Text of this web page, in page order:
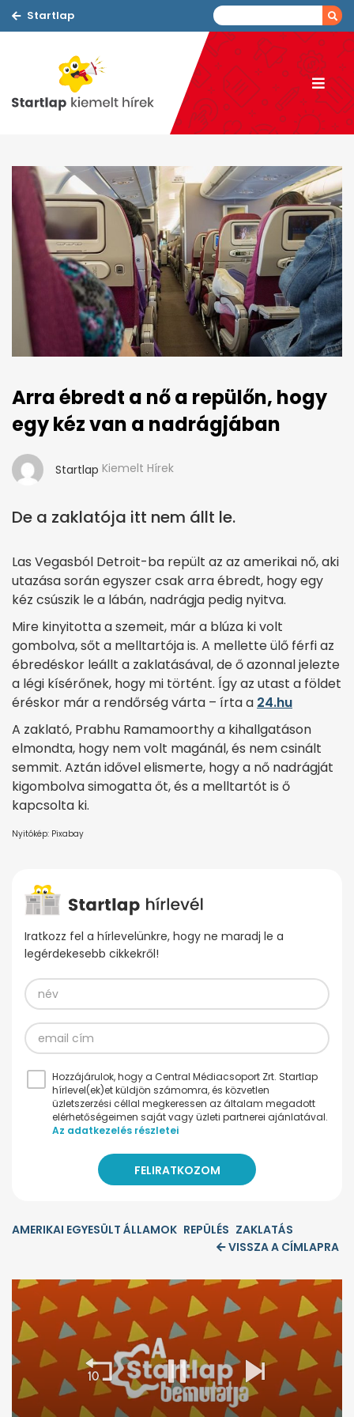
Startlap
Arra ébredt a nő a repülőn, hogy
egy kéz van a nadrágjában
Startlap Kiemelt Hírek
De a zaklatója itt nem állt le.
Las Vegasból Detroit-ba repült az az amerikai nő, aki
utazása során egyszer csak arra ébredt, hogy egy
kéz csúszik le a lábán, nadrágja pedig nyitva.
Mire kinyitotta a szemeit, már a blúza ki volt
gombolva, sőt a melltartója is. A mellette ülő férfi az
ébredéskor leállt a zaklatásával, de ő azonnal jelezte
a légi kísérőnek, hogy mi történt. Így az utast a földet
éréskor már a rendőrség várta – írta a 24.hu
A zaklató, Prabhu Ramamoorthy a kihallgatáson
elmondta, hogy nem volt magánál, és nem csinált
semmit. Aztán idővel elismerte, hogy a nő nadrágját
kigombolva simogatta őt, és a melltartót is ő
kapcsolta ki.
Nyitókép: Pixabay
Iratkozz fel a hírlevelünkre, hogy ne maradj le a
legérdekesebb cikkekről!
Hozzájárulok, hogy a Central Médiacsoport Zrt. Startlap
hírlevel(ek)et küldjön számomra, és közvetlen
üzletszerzési céllal megkeressen az általam megadott
elérhetőségeimen saját vagy üzleti partnerei ajánlatával.
Az adatkezelés részletei
AMERIKAI EGYESÜLT ÁLLAMOK REPÜLÉS ZAKLATÁS
VISSZA A CÍMLAPRA